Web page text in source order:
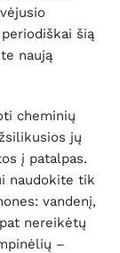
šią
naują
cheminių
jų
į patalpas.
naudokite tik
vandenį,
nereikėtų
–